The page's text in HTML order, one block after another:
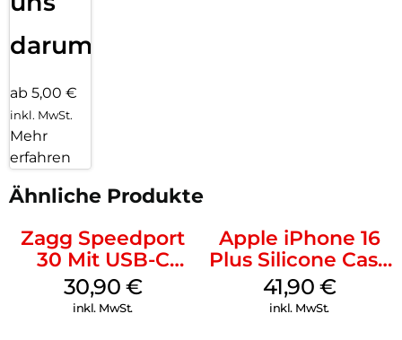
darum!
ab 5,00 €
inkl. MwSt.
Mehr
erfahren
Ähnliche Produkte
Zagg Speedport
30 Mit USB-C
Kabel Weiß
30,90 €
inkl. MwSt.
Apple iPhone 16
Plus Silicone Case
MagSafe Stone
Gray
41,90 €
inkl. MwSt.